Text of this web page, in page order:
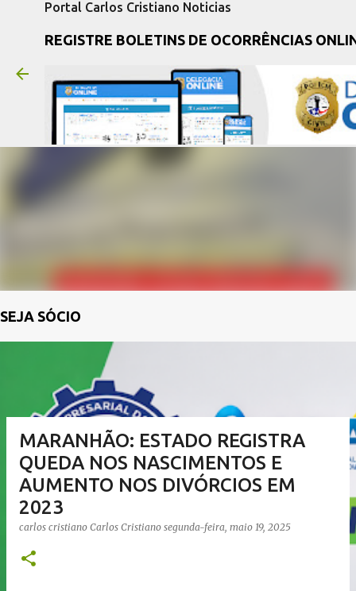
Portal Carlos Cristiano Noticias
REGISTRE BOLETINS DE OCORRÊNCIAS
SEJA SÓCIO
MARANHÃO: ESTADO REGISTRA
QUEDA NOS NASCIMENTOS E
AUMENTO NOS DIVÓRCIOS EM
2023
carlos cristiano Carlos Cristiano segunda-feira, maio 19, 2025